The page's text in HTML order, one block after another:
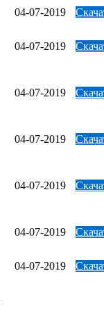
04-07-2019
04-07-2019
04-07-2019
04-07-2019
04-07-2019
04-07-2019
04-07-2019